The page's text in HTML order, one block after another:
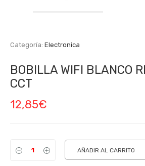
Categoría: Electronica
BOBILLA WIFI BLANCO
CCT
12,85€
AÑADIR AL CARRITO